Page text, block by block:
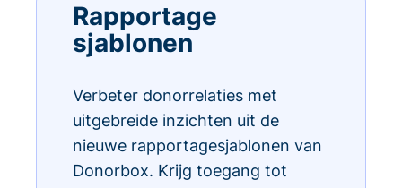
Rapportage
sjablonen
Verbeter donorrelaties met
uitgebreide inzichten uit de
nieuwe rapportagesjablonen van
Donorbox. Krijg toegang tot